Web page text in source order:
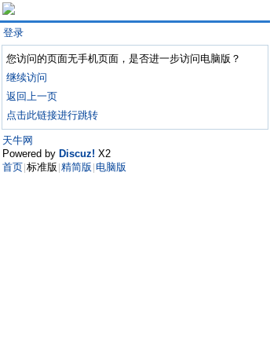
登录
您访问的页面无手机页面，是否进一步访问电脑版？
继续访问
返回上一页
点击此链接进行跳转
天牛网
Powered by Discuz! X2
首页 标准版 精简版 电脑版